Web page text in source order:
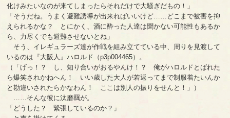
化けみたいなのが来てしまったらそれだけで大騒ぎだもの！」
「そうだね。うまく避難誘導が出来ればいいけど……どこまで被害を抑
えられるかな？ とにかく、酒に酔った人達は聞かない可能性もあるか
ら、力尽くでも避難させないとね」
そう、イレギュラーズ達が作戦を組み立てている中、周りを見渡して
いるのは『大阪人』ハロルド（p3p004465）。
（「げっ！？ し、知り合いがおるやんけ！？ 俺がハロルドとばれた
ら爆笑されかねへん！ いい歳した大人が若返ってまで制服着たいんか
と勘違いされたらかなわん！ ここは別人の振りをせんと！」）
……そんな彼に汰磨羈が。
「どうした？ 緊張しているのか？」